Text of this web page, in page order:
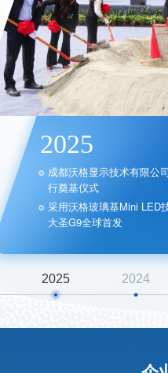
2025
成都沃格显⽰技术有限公
行奠基仪式
采用沃格玻璃基Mini LED
大圣G9全球首发
2025 2024